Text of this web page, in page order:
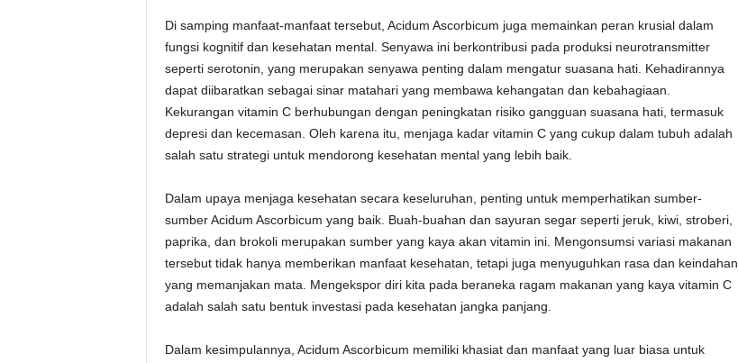
Di samping manfaat-manfaat tersebut, Acidum Ascorbicum juga memainkan peran krusial dalam
fungsi kognitif dan kesehatan mental. Senyawa ini berkontribusi pada produksi neurotransmitter
seperti serotonin, yang merupakan senyawa penting dalam mengatur suasana hati. Kehadirannya
dapat diibaratkan sebagai sinar matahari yang membawa kehangatan dan kebahagiaan.
Kekurangan vitamin C berhubungan dengan peningkatan risiko gangguan suasana hati, termasuk
depresi dan kecemasan. Oleh karena itu, menjaga kadar vitamin C yang cukup dalam tubuh adalah
salah satu strategi untuk mendorong kesehatan mental yang lebih baik.
Dalam upaya menjaga kesehatan secara keseluruhan, penting untuk memperhatikan sumber-
sumber Acidum Ascorbicum yang baik. Buah-buahan dan sayuran segar seperti jeruk, kiwi, stroberi,
paprika, dan brokoli merupakan sumber yang kaya akan vitamin ini. Mengonsumsi variasi makanan
tersebut tidak hanya memberikan manfaat kesehatan, tetapi juga menyuguhkan rasa dan keindahan
yang memanjakan mata. Mengekspor diri kita pada beraneka ragam makanan yang kaya vitamin C
adalah salah satu bentuk investasi pada kesehatan jangka panjang.
Dalam kesimpulannya, Acidum Ascorbicum memiliki khasiat dan manfaat yang luar biasa untuk